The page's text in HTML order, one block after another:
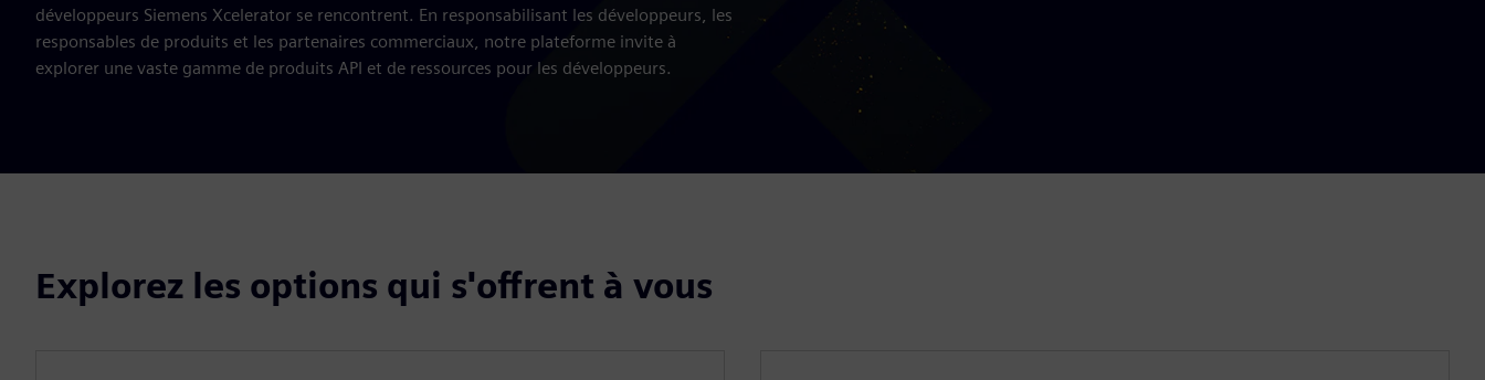
développeurs Siemens Xcelerator se rencontrent. En responsabilisant les développeurs, les
responsables de produits et les partenaires commerciaux, notre plateforme invite à
explorer une vaste gamme de produits API et de ressources pour les développeurs.
Explorez les options qui s'offrent à vous